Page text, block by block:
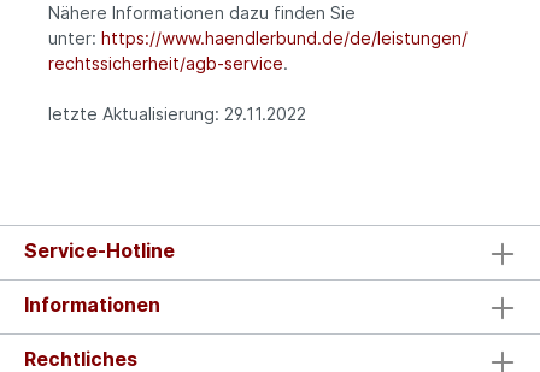
Nähere Informationen dazu finden Sie
unter: https://www.haendlerbund.de/de/leistungen/
rechtssicherheit/agb-service.
letzte Aktualisierung: 29.11.2022
Service-Hotline
Informationen
Rechtliches